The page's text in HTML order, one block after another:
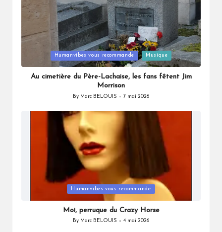
in
Humanvibes vous recommande Musique
Au cimetière du Père-Lachaise, les fans fêtent Jim
Morrison
Posted
By Marc BELOUIS 7 mai 2026
in
Humanvibes vous recommande
Moi, perruque du Crazy Horse
Posted
By Marc BELOUIS 4 mai 2026